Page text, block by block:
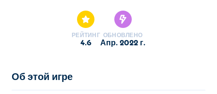
РЕЙТИНГ
4.6
ОБНОВЛЕНО
апр. 2022 г.
Об этой игре